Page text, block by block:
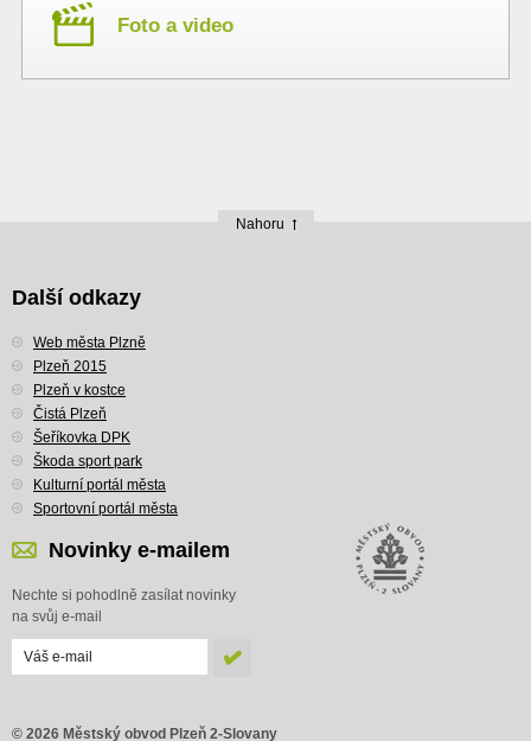
Foto a video
Nahoru
Další odkazy
Web města Plzně
Plzeň 2015
Plzeň v kostce
Čistá Plzeň
Šeříkovka DPK
Škoda sport park
Kulturní portál města
Sportovní portál města
Novinky e-mailem
Nechte si pohodlně zasílat novinky
na svůj e-mail
© 2026 Městský obvod Plzeň 2-Slovany